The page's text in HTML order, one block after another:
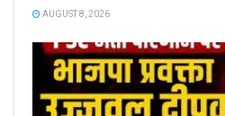
AUGUST 8, 2026